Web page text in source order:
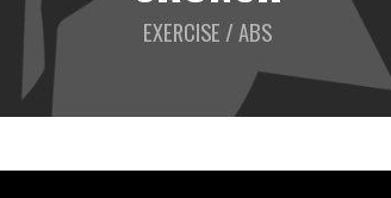
EXERCISE / ABS